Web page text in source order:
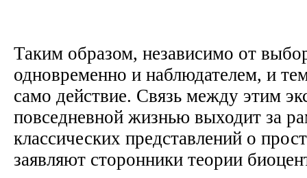
Таким образом, независимо от
одновременно и наблюдателем, и
само действие. Связь между этим
повседневной жизнью выходит за
классических представлений о
заявляют сторонники теории